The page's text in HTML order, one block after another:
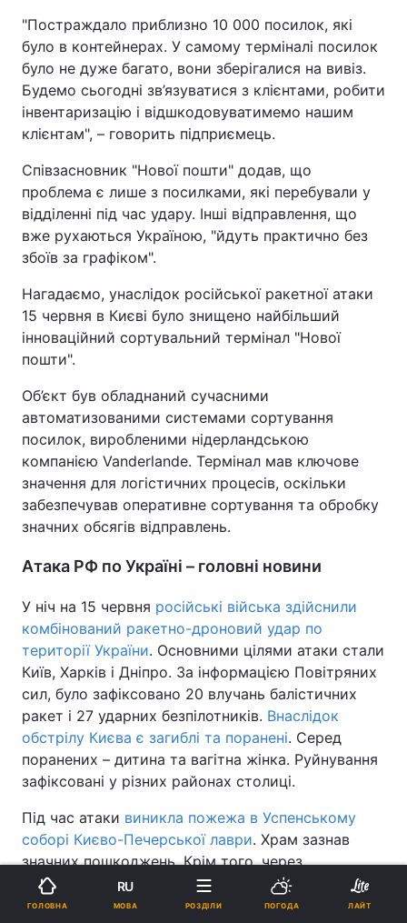
"Постраждало приблизно 10 000 посилок, які
було в контейнерах. У самому терміналі посилок
було не дуже багато, вони зберігалися на вивіз.
Будемо сьогодні зв’язуватися з клієнтами, робити
інвентаризацію і відшкодовуватимемо нашим
клієнтам", – говорить підприємець.
Співзасновник "Нової пошти" додав, що
проблема є лише з посилками, які перебували у
відділенні під час удару. Інші відправлення, що
вже рухаються Україною, "йдуть практично без
збоїв за графіком".
Нагадаємо, унаслідок російської ракетної атаки
15 червня в Києві було знищено найбільший
інноваційний сортувальний термінал "Нової
пошти".
Об’єкт був обладнаний сучасними
автоматизованими системами сортування
посилок, виробленими нідерландською
компанією Vanderlande. Термінал мав ключове
значення для логістичних процесів, оскільки
забезпечував оперативне сортування та обробку
значних обсягів відправлень.
Атака РФ по Україні – головні новини
У ніч на 15 червня російські війська здійснили
комбінований ракетно-дроновий удар по
території України. Основними цілями атаки стали
Київ, Харків і Дніпро. За інформацією Повітряних
сил, було зафіксовано 20 влучань балістичних
ракет і 27 ударних безпілотників. Внаслідок
обстрілу Києва є загиблі та поранені. Серед
поранених – дитина та вагітна жінка. Руйнування
зафіксовані у різних районах столиці.
Під час атаки виникла пожежа в Успенському
соборі Києво-Печерської лаври. Храм зазнав
значних пошкоджень. Крім того, через
пошкодження інфраструктури та тимчасові
зупинки, пов’язані з евакуацією пасажирів,
рух
ГОЛОВНА
RU
МОВА РОЗДІЛИ ПОГОДА ЛАЙТ